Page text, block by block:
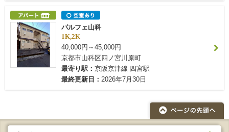
パルフェ山科
1K,2K
40,000円～45,000円
京都市山科区四ノ宮川原町
最寄り駅： 京阪京津線 四宮駅
最終更新日： 2026年7月30日